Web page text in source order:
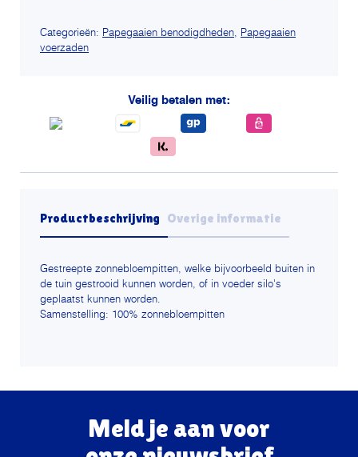
aantal
Categorieën: Papegaaien benodigdheden, Papegaaien
voerzaden
Veilig betalen met:
Productbeschrijving Overige informatie
Gestreepte zonnebloempitten, welke bijvoorbeeld buiten in
de tuin gestrooid kunnen worden, of in voeder silo's
geplaatst kunnen worden.
Samenstelling: 100% zonnebloempitten
Meld je aan voor